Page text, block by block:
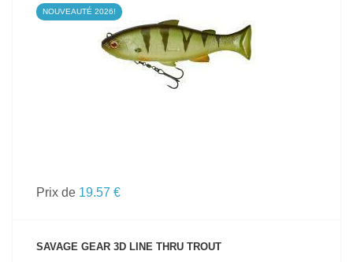
NOUVEAUTÉ 2026!
VOIR LE PRODUIT
Prix de 19.57 €
SAVAGE GEAR 3D LINE THRU TROUT